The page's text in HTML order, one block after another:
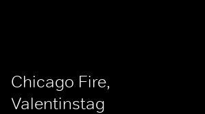
Chicago Fire,
Valentinstag